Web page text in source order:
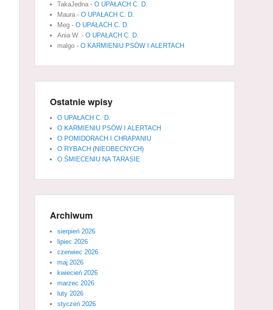
TakaJedna - O UPAŁACH C. D.
Maura - O UPAŁACH C. D.
Meg - O UPAŁACH C. D.
Ania W. - O UPAŁACH C. D.
malgo - O KARMIENIU PSÓW I ALERTACH
Ostatnie wpisy
O UPAŁACH C. D.
O KARMIENIU PSÓW I ALERTACH
O POMIDORACH I CHRAPANIU
O RYBACH (NIEOBECNYCH)
O ŚMIECENIU NA TARASIE
Archiwum
sierpień 2026
lipiec 2026
czerwiec 2026
maj 2026
kwiecień 2026
marzec 2026
luty 2026
styczeń 2026